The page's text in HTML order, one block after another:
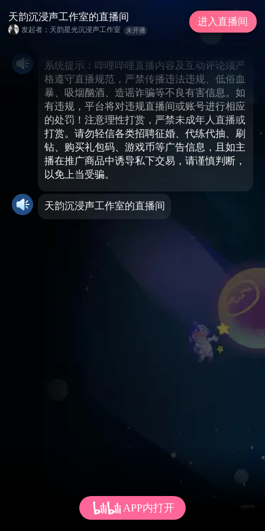
系统提示：哔哩哔哩直播内容及互动评论须严
格遵守直播规范，严禁传播违法违规、低俗血
暴、吸烟酗酒、造谣诈骗等不良有害信息。如
有违规，平台将对违规直播间或账号进行相应
的处罚！注意理性打赏，严禁未成年人直播或
打赏。请勿轻信各类招聘征婚、代练代抽、刷
钻、购买礼包码、游戏币等广告信息，且如主
播在推广商品中诱导私下交易，请谨慎判断，
以免上当受骗。
天韵沉浸声工作室的直播间
天韵沉浸声工作室的直播间
发起者；天韵星光沉浸声工作室 未开播
进入直播间
APP内打开